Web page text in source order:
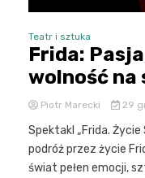
Teatr i sztuka
Frida:
wolność na
Piotr Marecki 29
Spektakl „Frida.
podróż przez życie
świat pełen emocji,